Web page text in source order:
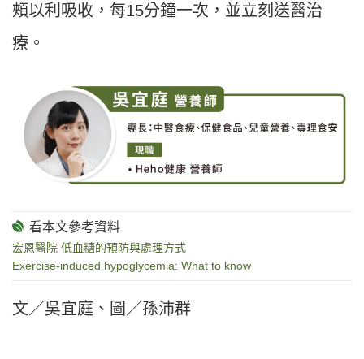
頰以利吸收，每15分鐘一次，並立刻送醫治
療。
宏恩醫院 低血糖的預防與處理方式
Exercise-induced hypoglycemia: What to know
文／吳宜庭、圖／孫沛群